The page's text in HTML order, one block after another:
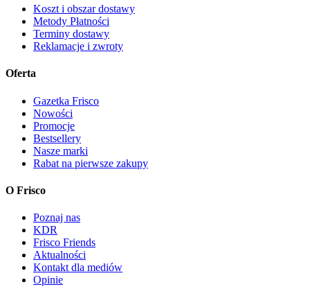
Koszt i obszar dostawy
Metody Płatności
Terminy dostawy
Reklamacje i zwroty
Oferta
Gazetka Frisco
Nowości
Promocje
Bestsellery
Nasze marki
Rabat na pierwsze zakupy
O Frisco
Poznaj nas
KDR
Frisco Friends
Aktualności
Kontakt dla mediów
Opinie